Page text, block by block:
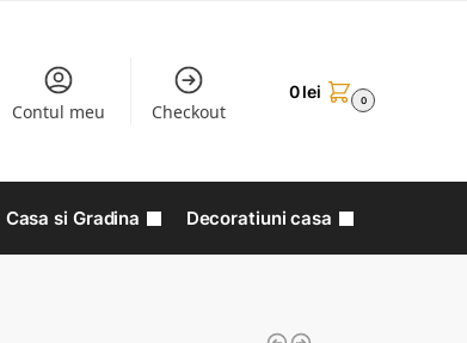
Contul meu Checkout
0lei 0
Casa si Gradina Decoratiuni casa